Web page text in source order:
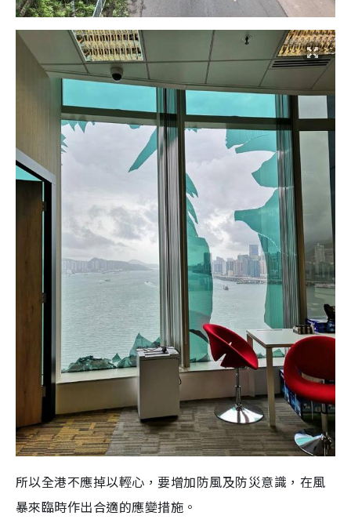
所以全港不應掉以輕心，要增加防風及防災意識，在風
暴來臨時作出合適的應變措施。